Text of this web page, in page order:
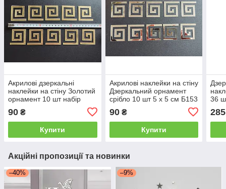
Акрилові дзеркальні
наклейки на стіну Золотий
орнамент 10 шт набір
90 ₴
Купити
Акрилові наклейки на стіну
Дзеркальний орнамент
срібло 10 шт 5 х 5 см Б153
90₴
Купити
36
285
Акційні пропозиції та новинки
–40% –9%